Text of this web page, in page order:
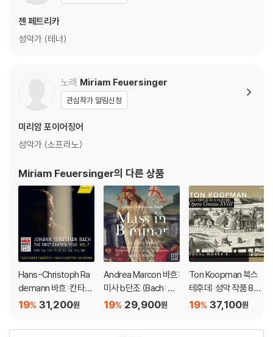
젠 페트리카
성악가 (테너)
노래 Miriam Feuersinger
관심작가 알림신청
미리암 포이어징어
성악가 (소프라노)
Miriam Feuersinger의 다른 상품
Hans-Christoph Ra
demann 바흐: 칸타타
에디션 7집 ? 154, 15
8, 181번 (Bach: The F
31,200원
19%
Andrea Marcon 바흐:
미사 b단조 (Bach: Ma
ss in b minor)
29,900원
19%
Ton Koopman 북스
테후데: 성악 작품 8집
(Buxtehude: Vocal
37,100원
19%